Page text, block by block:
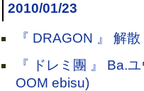
2010/01/23
『 DRAGON 』 解散
『 ドレミ團 』 Ba.
OOM ebisu)